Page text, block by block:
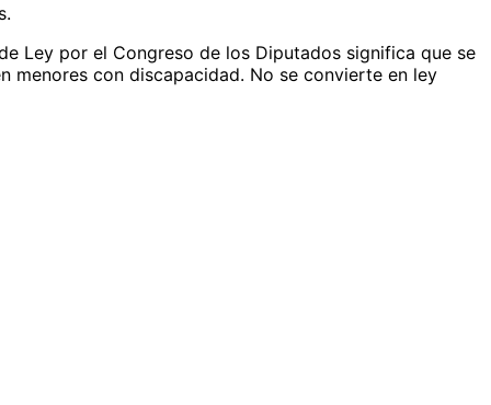
Ley por el Congreso de los Diputados significa que se
menores con discapacidad. No se convierte en ley